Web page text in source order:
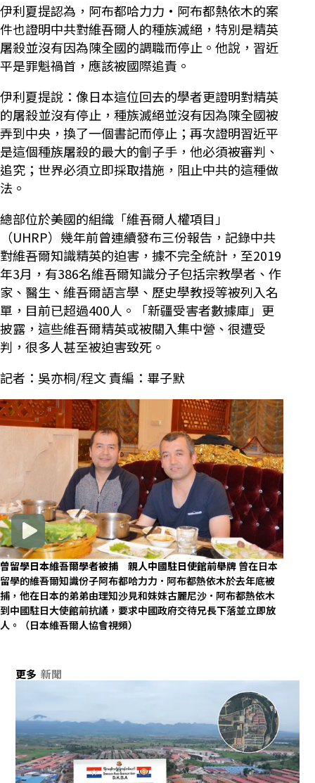
伊利夏提認為，阿布都哈力力·阿布都熱依木的案
件也證明中共對維吾爾人的種族滅絕，特別是精英
屠殺並沒有因為陳全國的調職而停止。他說，習近
平是罪魁禍首，應該被國際追責。
伊利夏提說：像日本這位回去的學者更證明對精英
的屠殺並沒有停止，種族滅絕並沒有因為陳全國被
弄到中央，換了一個書記而停止；再次證明習近平
是這個種族屠殺的最大的劊子手，他必須被審判、
追究；世界必須立即採取措施，阻止中共的這種做
法。
總部位於美國的組織「維吾爾人權項目」
（UHRP）幾年前曾連續發布三份報告，記錄中共
對維吾爾知識精英的迫害，據不完全統計，至2019
年3月，有386名維吾爾知識分子包括宗教學者、作
家、醫生、維吾爾語言學、歷史學教授等被列入名
單，目前已超過400人。「新疆受害者數據庫」更
披露，這些維吾爾精英或被關入集中營、很遭受
判，很多人甚至被迫害致死。
記者：吳亦桐/程文 責編：畢子默
曾留學日本維吾爾學者被捕 親人中國駐日使館前舉牌 曾在日本
留學的維吾爾知識份子阿布都哈力力·阿布都熱依木於去年底被
捕，他在日本的弟弟由理知沙見和妹妹古麗尼沙·阿布都熱依木
到中國駐日大使館前抗議，要求中國政府交待兄長下落並立即放
人。（日本維吾爾人協會視頻）
更多 新聞